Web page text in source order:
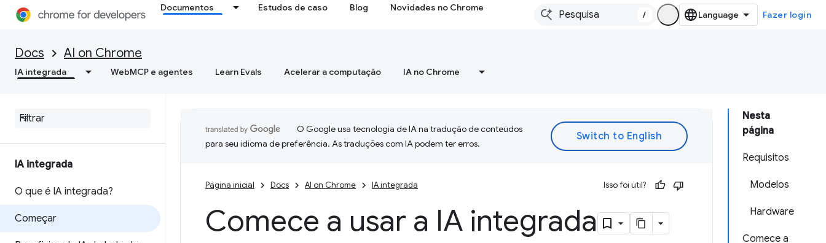
Documentos Estudos de caso Blog Novidades no Chrome
/ Fazer login
Docs AI on Chrome
IA integrada WebMCP e agentes Learn Evals Acelerar a computação IA no Chrome
IA integrada
O que é IA integrada?
Começar
Nesta
página
Requisitos
Modelos
Hardware
Comece a
O Google usa tecnologia de IA na tradução de conteúdos
para seu idioma de preferência. As traduções com IA podem ter erros.
Página inicial Docs AI on Chrome IA integrada Isso foi útil?
Comece a usar a IA integrada